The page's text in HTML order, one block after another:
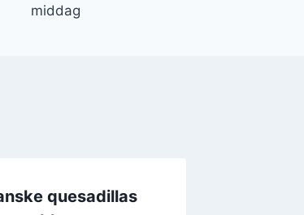
middag
quesadillas